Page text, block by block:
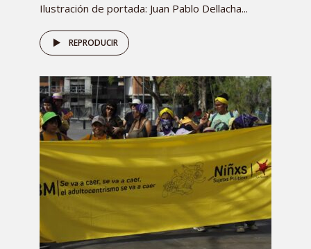
Ilustración de portada: Juan Pablo Dellacha...
REPRODUCIR